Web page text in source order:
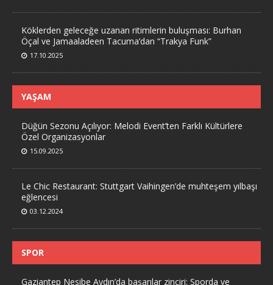
Köklerden geleceğe uzanan ritimlerin buluşması: Burhan
Öçal ve Jamaaladeen Tacuma’dan “Trakya Funk”
17.10.2025
YAŞAM
Düğün Sezonu Açılıyor: Melodi Event’ten Farklı Kültürlere
Özel Organizasyonlar
15.09.2025
Le Chic Restaurant: Stuttgart Vaihingen’de muhteşem yılbaşı
eğlencesi
03.12.2024
SPOR
Gaziantep Nesibe Aydın’da başarılar zinciri: Sporda ve